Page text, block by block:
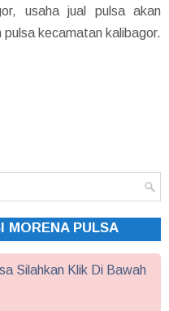
usaha jual pulsa akan
pulsa kecamatan kalibagor.
MORENA PULSA
Silahkan Klik Di Bawah